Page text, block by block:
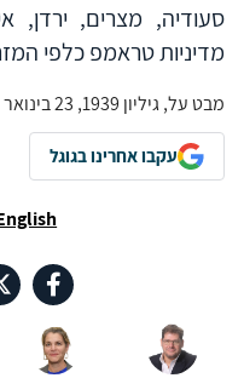
סעודיה, מצרים, ירדן,
מדיניות טראמפ כלפי
מבט על, גיליון 1939, 23 בינואר 2025
עקבו אחרינו בגוגל